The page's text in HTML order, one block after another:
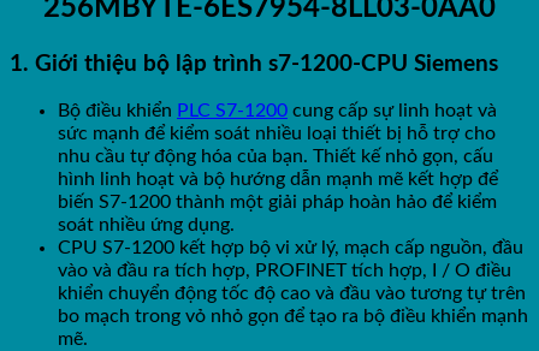
256MBYTE-6ES7954-8LL03-0AA0
1. Giới thiệu bộ lập trình s7-1200-CPU Siemens
Bộ điều khiển PLC S7-1200 cung cấp sự linh hoạt và
sức mạnh để kiểm soát nhiều loại thiết bị hỗ trợ cho
nhu cầu tự động hóa của bạn. Thiết kế nhỏ gọn, cấu
hình linh hoạt và bộ hướng dẫn mạnh mẽ kết hợp để
biến S7-1200 thành một giải pháp hoàn hảo để kiểm
soát nhiều ứng dụng.
CPU S7-1200 kết hợp bộ vi xử lý, mạch cấp nguồn, đầu
vào và đầu ra tích hợp, PROFINET tích hợp, I / O điều
khiển chuyển động tốc độ cao và đầu vào tương tự trên
bo mạch trong vỏ nhỏ gọn để tạo ra bộ điều khiển mạnh
mẽ.